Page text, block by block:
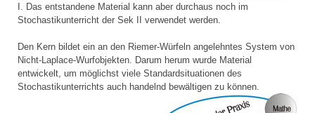
I. Das entstandene Material kann aber durchaus noch im
Stochastikunterricht der Sek II verwendet werden.
Den Kern bildet ein an den Riemer-Würfeln angelehntes System von
Nicht-Laplace-Wurfobjekten. Darum herum wurde Material
entwickelt, um möglichst viele Standardsituationen des
Stochastikunterrichts auch handelnd bewältigen zu können.